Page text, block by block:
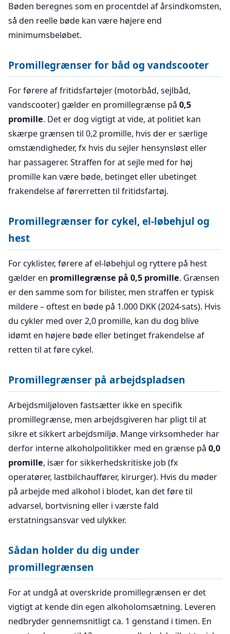
Bøden beregnes som en procentdel af årsindkomsten,
så den reelle bøde kan være højere end
minimumsbeløbet.
Promillegrænser for båd og vandscooter
For førere af fritidsfartøjer (motorbåd, sejlbåd,
vandscooter) gælder en promillegrænse på 0,5
promille. Det er dog vigtigt at vide, at politiet kan
skærpe grænsen til 0,2 promille, hvis der er særlige
omstændigheder, fx hvis du sejler hensynsløst eller
har passagerer. Straffen for at sejle med for høj
promille kan være bøde, betinget eller ubetinget
frakendelse af førerretten til fritidsfartøj.
Promillegrænser for cykel, el-løbehjul og
hest
For cyklister, førere af el-løbehjul og ryttere på hest
gælder en promillegrænse på 0,5 promille. Grænsen
er den samme som for bilister, men straffen er typisk
mildere – oftest en bøde på 1.000 DKK (2024-sats). Hvis
du cykler med over 2,0 promille, kan du dog blive
idømt en højere bøde eller betinget frakendelse af
retten til at føre cykel.
Promillegrænser på arbejdspladsen
Arbejdsmiljøloven fastsætter ikke en specifik
promillegrænse, men arbejdsgiveren har pligt til at
sikre et sikkert arbejdsmiljø. Mange virksomheder har
derfor interne alkoholpolitikker med en grænse på 0,0
promille, især for sikkerhedskritiske job (fx
operatører, lastbilchauffører, kirurger). Hvis du møder
på arbejde med alkohol i blodet, kan det føre til
advarsel, bortvisning eller i værste fald
erstatningsansvar ved ulykker.
Sådan holder du dig under
promillegrænsen
For at undgå at overskride promillegrænsen er det
vigtigt at kende din egen alkoholomsætning. Leveren
nedbryder gennemsnitligt ca. 1 genstand i timen. En